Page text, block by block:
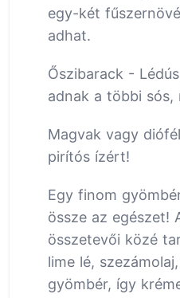
egy-két
adhat.
Őszibarack -
adnak a többi sós,
Magvak vagy
pirítós ízért!
Egy finom
össze az egészet!
összetevői közé
lime lé,
gyömbér, így